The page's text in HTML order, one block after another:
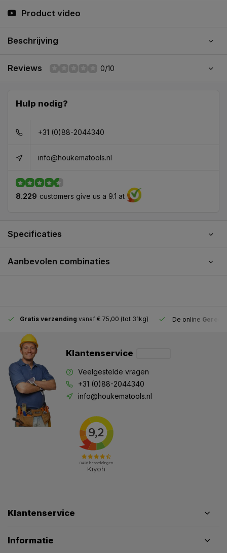
Product video
Beschrijving
Reviews 0/10
Hulp nodig?
+31 (0)88-2044340
info@houkematools.nl
8.229 customers give us a 9.1 at
Specificaties
Aanbevolen combinaties
Gratis verzending vanaf € 75,00 (tot 31kg) De online
Klantenservice
Veelgestelde vragen
+31 (0)88-2044340
info@houkematools.nl
Klantenservice
Informatie